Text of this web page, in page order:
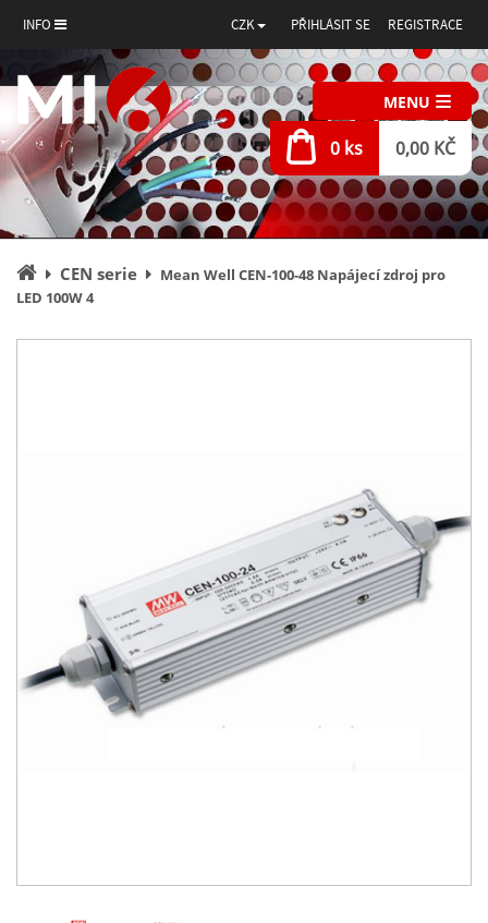
INFO CZK PŘIHLÁSIT SE REGISTRACE
MENU
0 ks 0,00 KČ
Úvodní
stránka
CEN serie
Mean Well CEN-100-48 Napájecí zdroj pro
LED 100W 4